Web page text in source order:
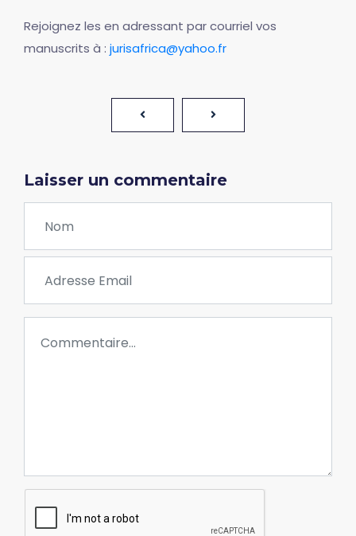
Rejoignez les en adressant par courriel vos
manuscrits à : jurisafrica@yahoo.fr
Laisser un commentaire